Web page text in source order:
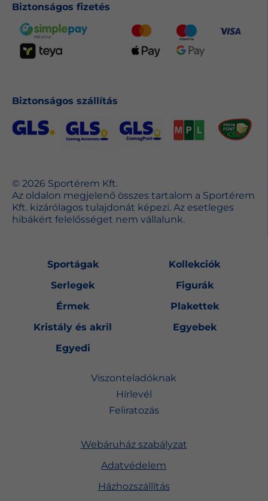
Biztonságos fizetés
Biztonságos szállítás
© 2026 Sportérem Kft.
Az oldalon megjelenő összes tartalom a Sportérem
Kft. kizárólagos tulajdonát képezi. Az esetleges
hibákért felelősséget nem vállalunk.
Sportágak
Kollekciók
Serlegek
Figurák
Érmek
Plakettek
Kristály és akril
Egyebek
Egyedi
Viszonteladóknak
Hírlevél
Feliratozás
Webáruház szabályzat
Adatvédelem
Házhozszállítás